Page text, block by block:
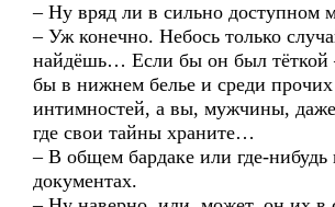
– Ну вряд ли в сильно доступном
– Уж конечно. Небось только
найдёшь… Если бы он был тёткой
бы в нижнем белье и среди прочих
интимностей, а вы, мужчины,
где свои тайны храните…
– В общем бардаке или где-нибудь
документах.